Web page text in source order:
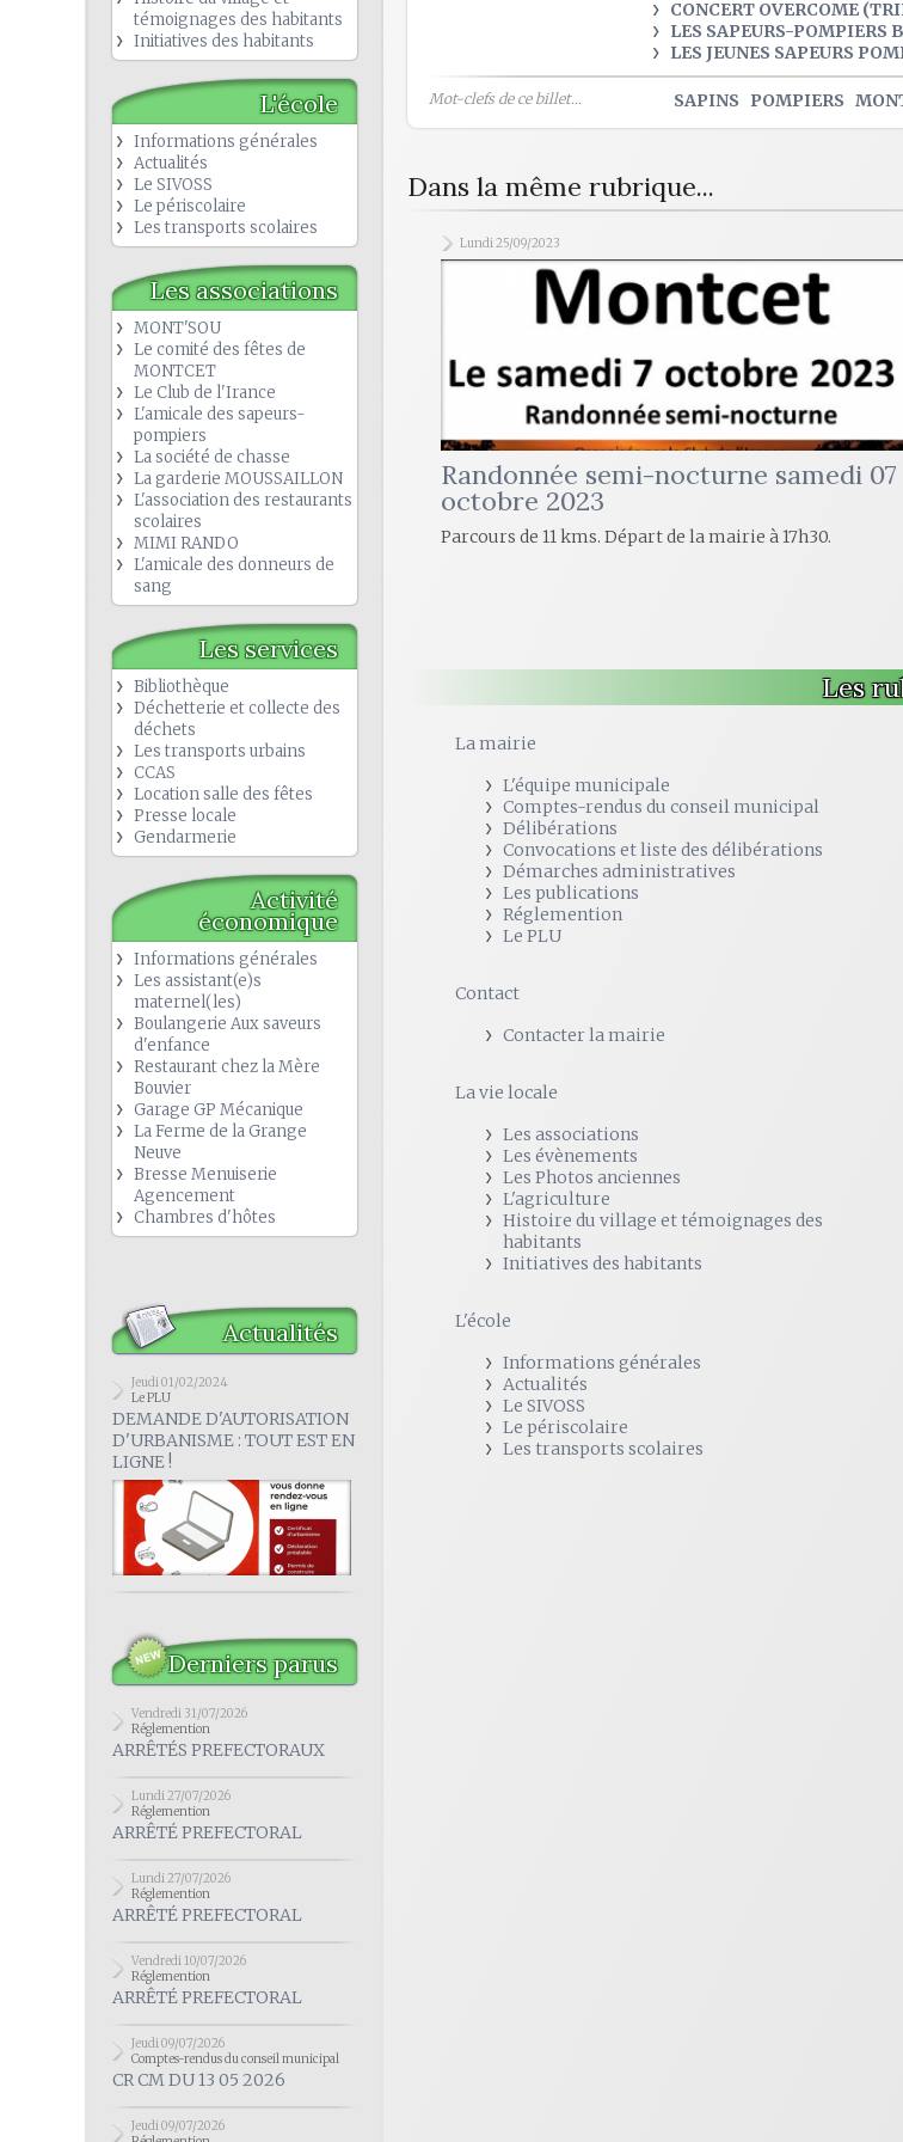
témoignages des habitants
Initiatives des habitants
L'école
Informations générales
Actualités
Le SIVOSS
Le périscolaire
Les transports scolaires
Les associations
MONT'SOU
Le comité des fêtes de
MONTCET
Le Club de l'Irance
L'amicale des sapeurs-
pompiers
La société de chasse
La garderie MOUSSAILLON
L'association des restaurants
scolaires
MIMI RANDO
L'amicale des donneurs de
sang
Les services
Bibliothèque
Déchetterie et collecte des
déchets
Les transports urbains
CCAS
Location salle des fêtes
Presse locale
Gendarmerie
Activité
économique
Informations générales
Les assistant(e)s
maternel(les)
Boulangerie Aux saveurs
d'enfance
Restaurant chez la Mère
Bouvier
Garage GP Mécanique
La Ferme de la Grange
Neuve
Bresse Menuiserie
Agencement
Chambres d'hôtes
Actualités
Jeudi 01/02/2024
Le PLU
DEMANDE D'AUTORISATION
D'URBANISME : TOUT EST EN
LIGNE !
Derniers parus
Vendredi 31/07/2026
Réglemention
ARRÊTÉS PREFECTORAUX
Lundi 27/07/2026
Réglemention
ARRÊTÉ PREFECTORAL
Lundi 27/07/2026
Réglemention
ARRÊTÉ PREFECTORAL
Vendredi 10/07/2026
Réglemention
ARRÊTÉ PREFECTORAL
Jeudi 09/07/2026
Comptes-rendus du conseil municipal
CR CM DU 13 05 2026
Jeudi 09/07/2026
CONCERT OVERCOME
LES SAPEURS-POMPIERS
LES JEUNES SAPEURS
Mot-clefs de ce billet... SAPINS POMPIERS
Dans la même rubrique...
Lundi 25/09/2023
Randonnée semi-nocturne samedi 07
octobre 2023
Parcours de 11 kms. Départ de la mairie à 17h30.
Les
La mairie
L'équipe municipale
Comptes-rendus du conseil municipal
Délibérations
Convocations et liste des délibérations
Démarches administratives
Les publications
Réglemention
Le PLU
Contact
Contacter la mairie
La vie locale
Les associations
Les évènements
Les Photos anciennes
L'agriculture
Histoire du village et témoignages des
habitants
Initiatives des habitants
L'école
Informations générales
Actualités
Le SIVOSS
Le périscolaire
Les transports scolaires